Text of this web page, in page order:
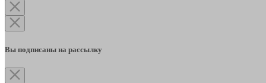
Вы подписаны на рассылку